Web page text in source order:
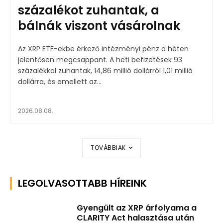
százalékot zuhantak, a
bálnák viszont vásárolnak
Az XRP ETF-ekbe érkező intézményi pénz a héten
jelentősen megcsappant. A heti befizetések 93
százalékkal zuhantak, 14,86 millió dollárról 1,01 millió
dollárra, és emellett az...
2026.08.08.
TOVÁBBIAK
LEGOLVASOTTABB HÍREINK
Gyengült az XRP árfolyama a
CLARITY Act halasztása után